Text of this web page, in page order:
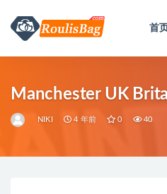
首页
Manchester UK
NIKI 4 年前 0 40